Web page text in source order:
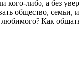
кого-либо, а без
общество, семьи,
Как